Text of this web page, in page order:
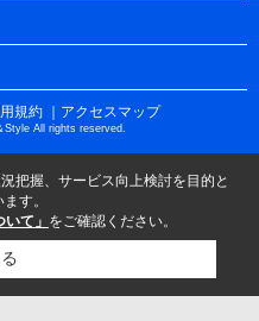
規約 ｜アクセスマップ
All rights reserved.
把握、サービス向上検討を目的と
す。
て」 をご確認ください。